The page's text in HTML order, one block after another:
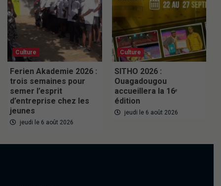
Culture
Ferien Akademie 2026 :
trois semaines pour
semer l’esprit
d’entreprise chez les
jeunes
jeudi le 6 août 2026
Culture
SITHO 2026 :
Ouagadougou
accueillera la 16ᵉ
édition
jeudi le 6 août 2026